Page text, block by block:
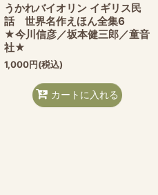
うかれバイオリン イギリス民
話 世界名作えほん全集6
★今川信彦／坂本健三郎／童音
社★
1,000円(税込)
カートに入れる